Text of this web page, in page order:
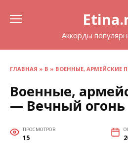
Аккорды
ГЛАВНАЯ » В » ВОЕННЫЕ, АРМЕЙСКИЕ
Военные,
— Вечный огонь
ПРОСМОТРОВ
15